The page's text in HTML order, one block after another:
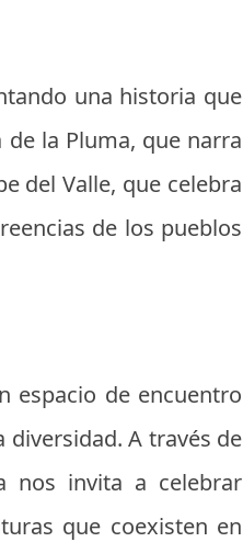
una historia que
la Pluma, que narra
del Valle, que celebra
de los pueblos
espacio de encuentro
A través de
nos invita a celebrar
que coexisten en